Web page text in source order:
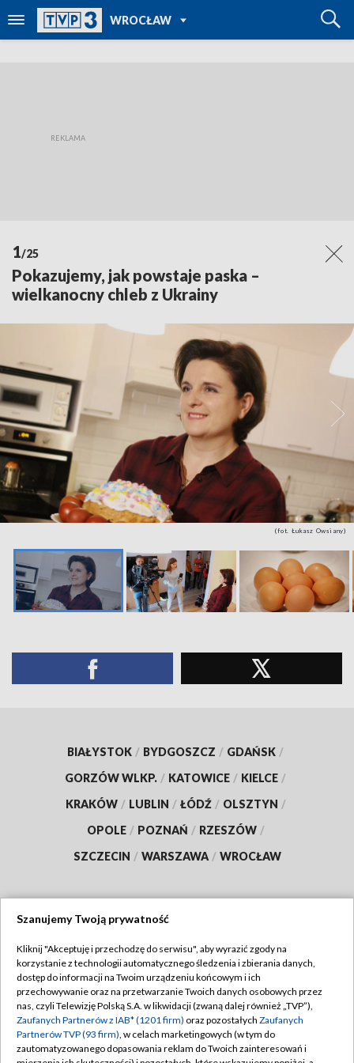
WROCŁAW
TVP REGIONY
1/25
Pokazujemy, jak powstaje paska –
wielkanocny chleb z Ukrainy
(fot. Łukasz Owsiany)
BIAŁYSTOK / BYDGOSZCZ / GDAŃSK /
GORZÓW WLKP. / KATOWICE / KIELCE /
KRAKÓW / LUBLIN / ŁÓDŹ / OLSZTYN /
OPOLE / POZNAŃ / RZESZÓW /
SZCZECIN / WARSZAWA / WROCŁAW
TVP
Abonament TVP
Emisja w TVP
Centrum informacji TVP
Regulamin TVP
Polityka prywatności
Moje zgody
Szanujemy Twoją prywatność
Kliknij "Akceptuję i przechodzę do serwisu", aby wyrazić zgody na
korzystanie z technologii automatycznego śledzenia i zbierania danych,
dostęp do informacji na Twoim urządzeniu końcowym i ich
przechowywanie oraz na przetwarzanie Twoich danych osobowych przez
nas, czyli Telewizję Polską S.A. w likwidacji (zwaną dalej również „TVP”),
Zaufanych Partnerów z IAB* (1201 firm) oraz pozostałych Zaufanych
Partnerów TVP (93 firm), w celach marketingowych (w tym do
zautomatyzowanego dopasowania reklam do Twoich zainteresowań i